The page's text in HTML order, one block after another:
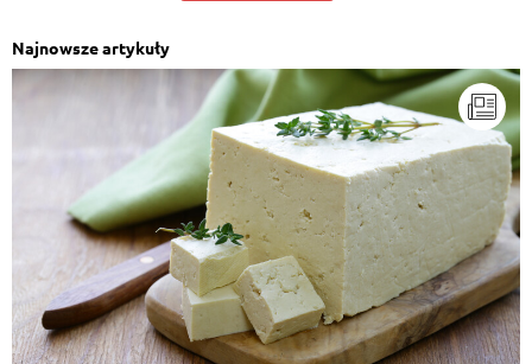
Najnowsze artykuły